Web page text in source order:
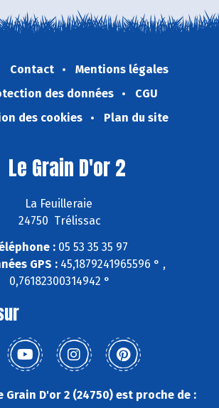
Contact
Mentions légales
des données
CGU
des cookies
Plan du site
Le Grain D'or 2
La Feuilleraie
24750 Trélissac
:05 53 35 35 97
GPS : 45,1879241965596 ° ,
0,76182300314942 °
Grain D'or 2 (24750) est proche de :